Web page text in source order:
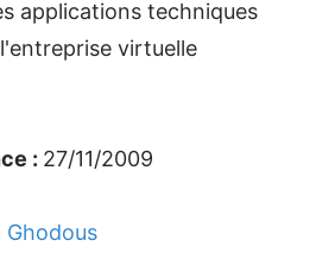
applications techniques
virtuelle
: 27/11/2009
Ghodous